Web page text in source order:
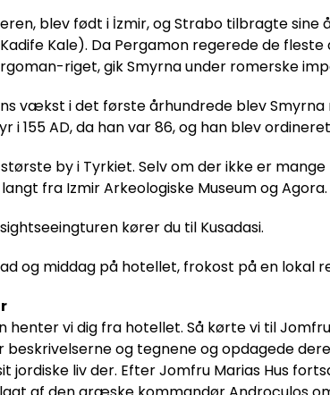
blev født i İzmir, og Strabo tilbragte sine
Kale). Da Pergamon regerede de
riget, gik Smyrna under romerske
vækst i det første århundrede blev
i 155 AD, da han var 86, og han blev
største by i Tyrkiet. Selv om der ikke er
fra Izmir Arkeologiske Museum og
kører du til Kusadasi.
og middag på hotellet, frokost på en lokal
henter vi dig fra hotellet. Så kørte vi til
og tegnene og opdagede
jordiske liv der. Efter Jomfru Marias Hus